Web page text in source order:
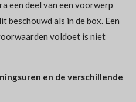
een deel van een voorwerp
beschouwd als in de box. Een
voldoet is niet
en de verschillende